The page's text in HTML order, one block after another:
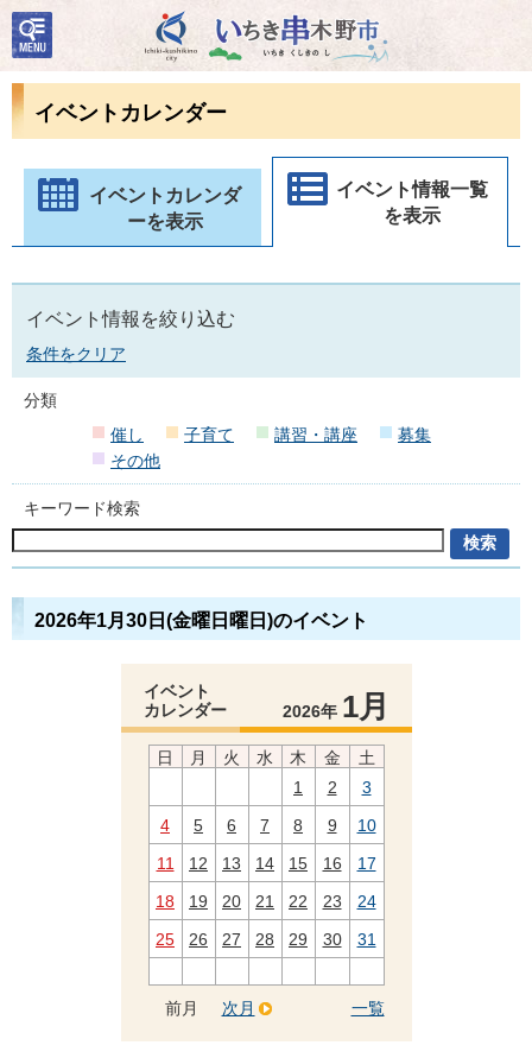
いちき串木野市
検
索・
共通
ューイベントカレンダー
イベントカレンダ
ーを表示
イベント情報一覧
を表示
イベント情報を絞り込む
条件をクリア
分類
催し
子育て 講習・講座
募集
その他
キーワード検索
2026年1月30日(金曜日曜日)のイベント
イベント
カレンダー
2026年 1月
日 月 火 水 木 金
土
1
2
3
4
5 6 7 8 9
10
11
12 13 14 15 16
17
18
19 20 21 22 23
24
25
26 27 28 29 30 31
前月 一覧
次月